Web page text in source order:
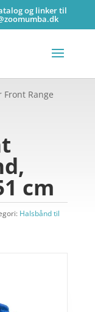
og linker til
Front Range
cm
Halsbånd til